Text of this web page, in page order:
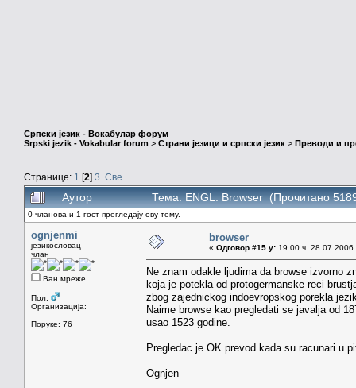
Српски језик - Вокабулар форум
Srpski jezik - Vokabular forum > Страни језици и српски језик > Преводи и
Странице: 1 [2] 3 Све
Аутор Тема: ENGL: Browser (Прочитано
0 чланова и 1 гост прегледају ову тему.
ognjenmi
језикословац
члан
Ван мреже
Пол:
Организација:
Поруке: 76
browser
« Одговор #15 у: 19.00 ч.
Ne znam odakle ljudima da browse izvorno
koja je potekla od protogermanske reci
zbog zajednickog indoevropskog porekla
Naime browse kao pregledati se javalja od
usao 1523 godine.
Pregledac je OK prevod kada su racunari u
Ognjen